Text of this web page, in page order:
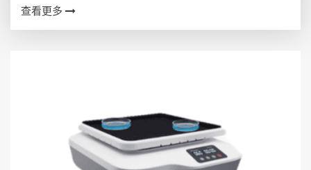
•产品材质：PP聚丙烯全…
查看更多